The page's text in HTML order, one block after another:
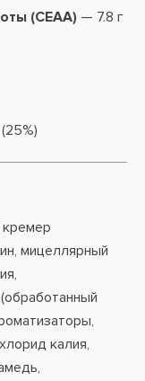
(CEAA) — 7.8 г
мицеллярный
калия,